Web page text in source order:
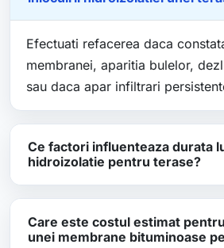
Efectuati refacerea daca
membranei, aparitia bulelor,
sau daca apar infiltrari
Ce factori influenteaza durata
hidroizolatie pentru terase?
Care este costul estimat
unei membrane bituminoase